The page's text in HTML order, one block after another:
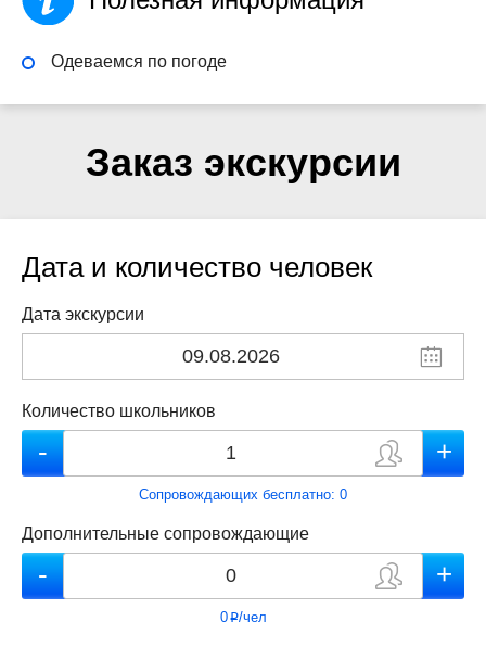
Одеваемся по погоде
Заказ экскурсии
Дата и количество человек
Дата экскурсии
Количество школьников
Сопровождающих бесплатно: 0
Дополнительные сопровождающие
0p/чел